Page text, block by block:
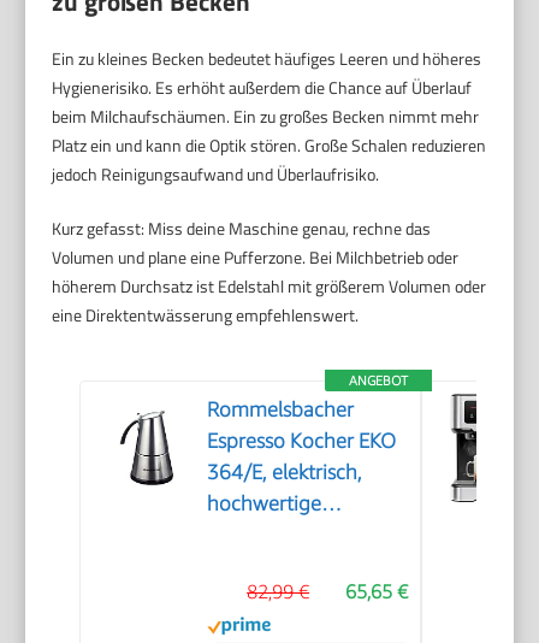
Ein zu kleines Becken bedeutet häufiges Leeren und höheres
Hygienerisiko. Es erhöht außerdem die Chance auf Überlauf
beim Milchaufschäumen. Ein zu großes Becken nimmt mehr
Platz ein und kann die Optik stören. Große Schalen reduzieren
jedoch Reinigungsaufwand und Überlaufrisiko.
Kurz gefasst: Miss deine Maschine genau, rechne das
Volumen und plane eine Pufferzone. Bei Milchbetrieb oder
höherem Durchsatz ist Edelstahl mit größerem Volumen oder
eine Direktentwässerung empfehlenswert.
ANGEBOT
Rommelsbacher
Espresso Kocher EKO
364/E, elektrisch,
hochwertige
oder 4 Tassen,
verdecktes
65,65 €
82,99 €